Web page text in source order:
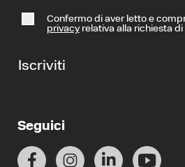
Confermo di aver letto e
privacyrelativa alla richiesta
Iscriviti
Seguici